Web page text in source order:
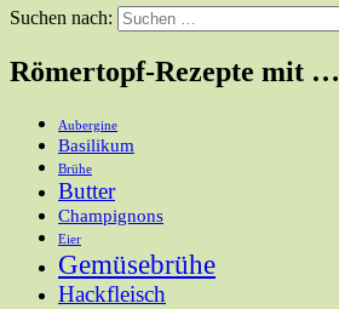
Suchen nach:
Römertopf-Rezepte mit …
Aubergine
Basilikum
Brühe
Butter
Champignons
Eier
Gemüsebrühe
Hackfleisch